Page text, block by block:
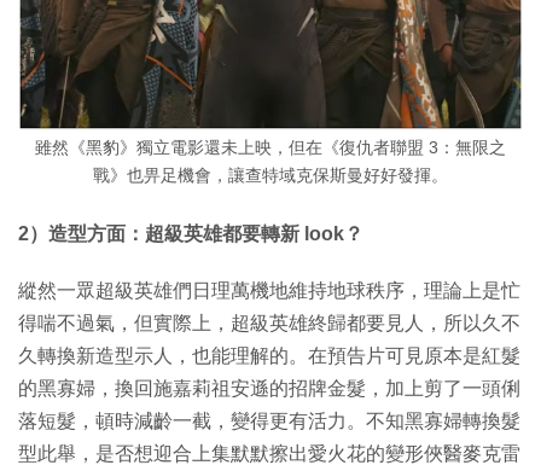
雖然《黑豹》獨立電影還未上映，但在《復仇者聯盟 3：無限之
戰》也畀足機會，讓查特域克保斯曼好好發揮。
2）造型方面：超級英雄都要轉新 look？
縱然一眾超級英雄們日理萬機地維持地球秩序，理論上是忙
得喘不過氣，但實際上，超級英雄終歸都要見人，所以久不
久轉換新造型示人，也能理解的。在預告片可見原本是紅髮
的黑寡婦，換回施嘉莉祖安遜的招牌金髮，加上剪了一頭俐
落短髮，頓時減齡一截，變得更有活力。不知黑寡婦轉換髮
型此舉，是否想迎合上集默默擦出愛火花的變形俠醫麥克雷